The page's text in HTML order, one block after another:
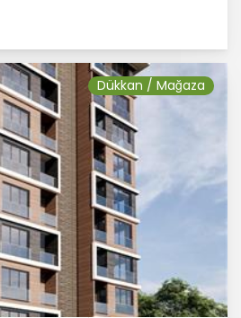
Dükkan / Mağaza